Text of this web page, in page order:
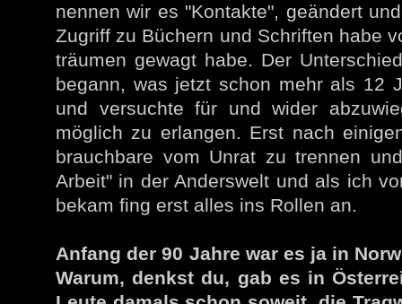
nennen wir es "Kontakte", geändert
Zugriff zu Büchern und Schriften habe
träumen gewagt habe. Der
begann, was jetzt schon mehr als 12
und versuchte für und wider
möglich zu erlangen. Erst nach
brauchbare vom Unrat zu trennen
Arbeit" in der Anderswelt und als ich
bekam fing erst alles ins Rollen an.
Anfang der 90 Jahre war es ja in
Warum, denkst du, gab es in